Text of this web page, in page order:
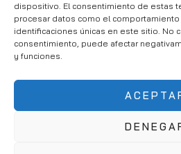
dispositivo. El consentimiento de estas
procesar datos como el
identificaciones únicas en este sitio. No
consentimiento, puede afectar
y funciones.
Contacto
C/ Telera de Cortijo Chico 14 -
info@consumibleshop.es